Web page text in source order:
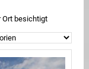
Ort besichtigt